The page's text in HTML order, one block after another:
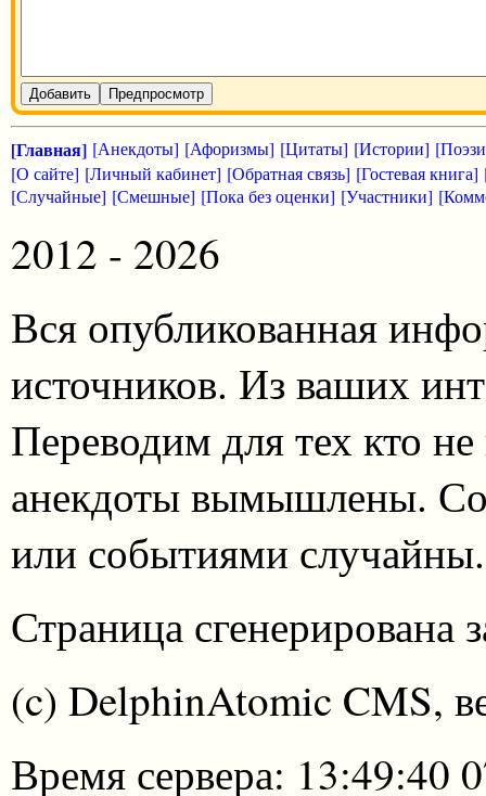
Добавить Предпросмотр
[Главная] [Анекдоты] [Афоризмы] [Цитаты] [Истории]
[О сайте] [Личный кабинет] [Обратная связь] [Гостевая книга]
[Случайные] [Смешные] [Пока без оценки] [Участники]
2012 - 2026
Вся опубликованная
источников. Из ваших
Переводим для тех кто
анекдоты вымышлены.
или событиями случайны.
Страница сгенерирована
(c) DelphinAtomic CMS,
Время сервера: 13:49:40